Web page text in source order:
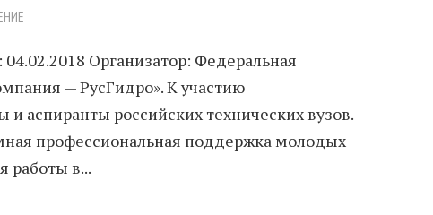
Организатор: Федеральная
— РусГидро». К участию
и аспиранты российских технических вузов.
профессиональная поддержка молодых
работы в...